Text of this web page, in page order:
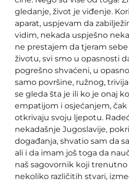
gledanje, život je viđenje.
aparat, uspjevam da
vidim, nekada uspješno
ne prestajem da tjeram sebe
životu, svi smo u opasnosti
pogrešno shvaćeni, u
samo površine, ružnog,
se gleda šta je ili ko je onaj
empatijom i osjećanjem, čak
otkrivaju svoju ljepotu.
nekadašnje Jugoslavije,
događanja, shvatio sam da
ali i da imam još toga da
naš sagovornik koji trenutno
nekoliko različitih stvari,